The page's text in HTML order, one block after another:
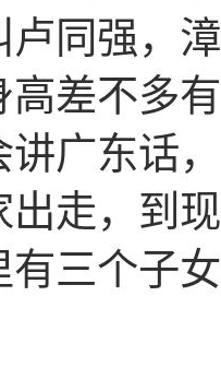
同强，
高差不多
讲广东话
出走，到
有三个子